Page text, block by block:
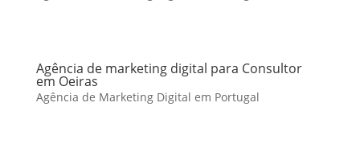
Agência de marketing digital para Consultor
em Oeiras
Agência de Marketing Digital em Portugal